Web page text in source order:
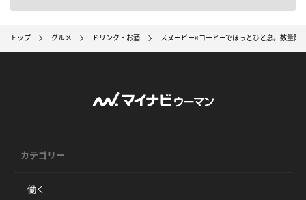
トップ グルメ ドリンク・お酒 スヌーピー×コーヒーでほっとひと息。数量限
カテゴリー
働く